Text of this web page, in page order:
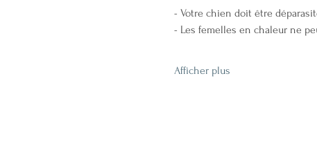
- Votre chien doit être
- Les femelles en chaleur ne
Afficher plus